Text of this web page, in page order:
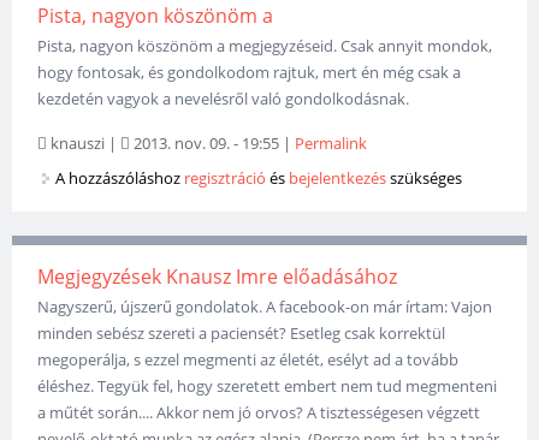
Pista, nagyon köszönöm a
Pista, nagyon köszönöm a megjegyzéseid. Csak annyit mondok,
hogy fontosak, és gondolkodom rajtuk, mert én még csak a
kezdetén vagyok a nevelésről való gondolkodásnak.
knauszi | 2013. nov. 09. - 19:55 | Permalink
A hozzászóláshoz regisztráció és bejelentkezésszükséges
Megjegyzések Knausz Imre előadásához
Nagyszerű, újszerű gondolatok. A facebook-on már írtam: Vajon
minden sebész szereti a paciensét? Esetleg csak korrektül
megoperálja, s ezzel megmenti az életét, esélyt ad a tovább
éléshez. Tegyük fel, hogy szeretett embert nem tud megmenteni
a műtét során.... Akkor nem jó orvos? A tisztességesen végzett